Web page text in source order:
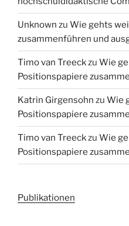
Unknown zu Wie gehts
zusammenführen und
Timo van Treeckzu Wie
Positionspapiere
Katrin Girgensohn zu Wie
Positionspapiere
Timo van Treeckzu Wie
Positionspapiere
Publikationen